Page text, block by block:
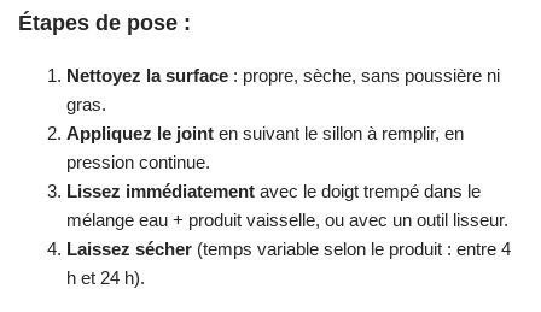
Étapes de pose :
Nettoyez la surface : propre, sèche, sans poussière ni
gras.
Appliquez le joint en suivant le sillon à remplir, en
pression continue.
Lissez immédiatement avec le doigt trempé dans le
mélange eau + produit vaisselle, ou avec un outil lisseur.
Laissez sécher (temps variable selon le produit : entre 4
h et 24 h).